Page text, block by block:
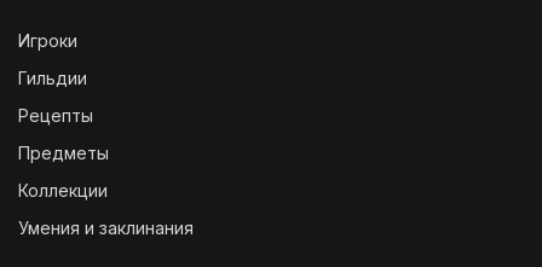
Игроки
Гильдии
Рецепты
Предметы
Коллекции
Умения и заклинания